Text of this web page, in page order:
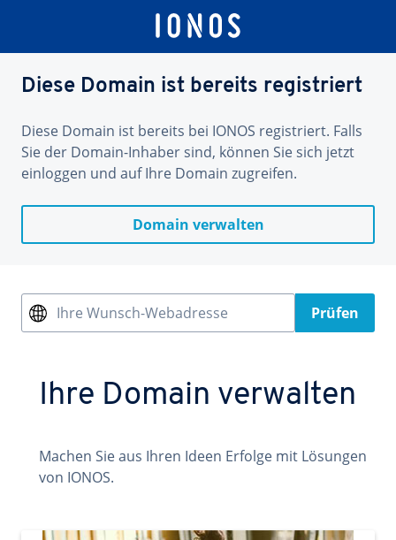
Diese Domain ist bereits registriert
Diese Domain ist bereits bei IONOS registriert. Falls
Sie der Domain-Inhaber sind, können Sie sich jetzt
einloggen und auf Ihre Domain zugreifen.
Domain verwalten
Ihre Wunsch-Webadresse Prüfen
Ihre Domain verwalten
Machen Sie aus Ihren Ideen Erfolge mit Lösungen
von IONOS.